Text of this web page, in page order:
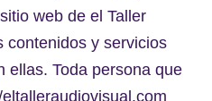
web de el Taller
contenidos y servicios
ellas. Toda persona que